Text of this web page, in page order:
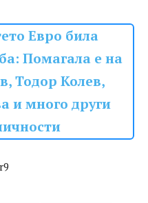
Евро била
Помагала е на
Тодор Колев,
и много други